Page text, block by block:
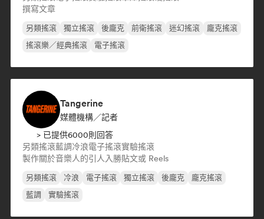
撰寫文章
另類搖滾 獨立搖滾 後龐克 前衛搖滾 迷幻搖滾
龐克搖滾
搖滾樂／經典搖滾
電子搖滾
Tangerine
媒體機構／記者
> 已提供6000則回答
另類搖滾藍調冷浪電子搖滾實驗搖滾
製作關於音樂人的引人入勝貼文或 Reels
另類搖滾 冷浪 電子搖滾 獨立搖滾 後龐克
龐克搖滾
藍調
實驗搖滾